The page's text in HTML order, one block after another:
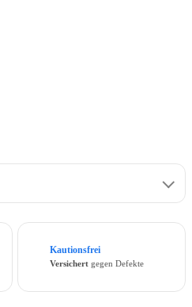
Kautionsfrei
Versichert gegen Defekte